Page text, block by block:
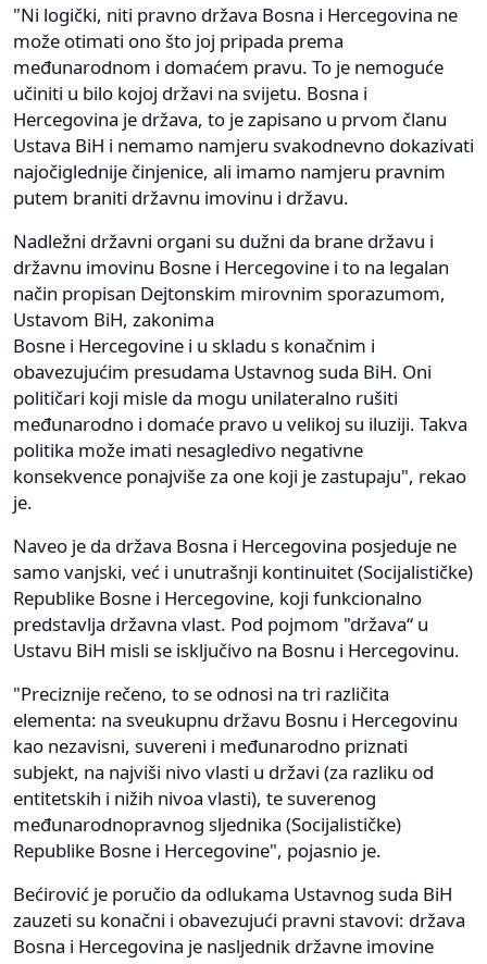
"Ni logički, niti pravno država Bosna i Hercegovina ne
može otimati ono što joj pripada prema
međunarodnom i domaćem pravu. To je nemoguće
učiniti u bilo kojoj državi na svijetu. Bosna i
Hercegovina je država, to je zapisano u prvom članu
Ustava BiH i nemamo namjeru svakodnevno dokazivati
najočiglednije činjenice, ali imamo namjeru pravnim
putem braniti državnu imovinu i državu.
Nadležni državni organi su dužni da brane državu i
državnu imovinu Bosne i Hercegovine i to na legalan
način propisan Dejtonskim mirovnim sporazumom,
Ustavom BiH, zakonima
Bosne i Hercegovine i u skladu s konačnim i
obavezujućim presudama Ustavnog suda BiH. Oni
političari koji misle da mogu unilateralno rušiti
međunarodno i domaće pravo u velikoj su iluziji. Takva
politika može imati nesagledivo negativne
konsekvence ponajviše za one koji je zastupaju", rekao
je.
Naveo je da država Bosna i Hercegovina posjeduje ne
samo vanjski, već i unutrašnji kontinuitet (Socijalističke)
Republike Bosne i Hercegovine, koji funkcionalno
predstavlja državna vlast. Pod pojmom "država“ u
Ustavu BiH misli se isključivo na Bosnu i Hercegovinu.
"Preciznije rečeno, to se odnosi na tri različita
elementa: na sveukupnu državu Bosnu i Hercegovinu
kao nezavisni, suvereni i međunarodno priznati
subjekt, na najviši nivo vlasti u državi (za razliku od
entitetskih i nižih nivoa vlasti), te suverenog
međunarodnopravnog sljednika (Socijalističke)
Republike Bosne i Hercegovine", pojasnio je.
Bećirović je poručio da odlukama Ustavnog suda BiH
zauzeti su konačni i obavezujući pravni stavovi: država
Bosna i Hercegovina je nasljednik državne imovine